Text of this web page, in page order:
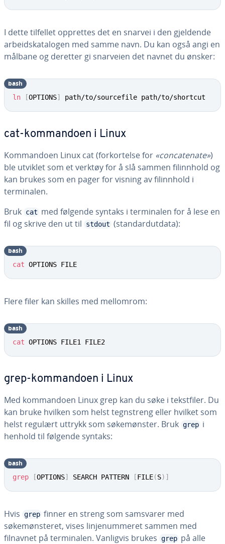
I dette tilfellet opprettes det en snarvei i den gjeldende
arbeidskatalogen med samme navn. Du kan også angi en
målbane og deretter gi snarveien det navnet du ønsker:
ln [OPTIONS] path/to/sourcefile path/to/shortcut
bash
cat-kommandoen i Linux
Kommandoen Linux cat (forkortelse for «concatenate»)
ble utviklet som et verktøy for å slå sammen filinnhold og
kan brukes som en pager for visning av filinnhold i
terminalen.
Bruk cat med følgende syntaks i terminalen for å lese en
fil og skrive den ut til
stdout (standardutdata):
cat OPTIONS FILE
bash
Flere filer kan skilles med mellomrom:
cat OPTIONS FILE1 FILE2
bash
grep-kommandoen i Linux
Med kommandoen Linux grep kan du søke i tekstfiler. Du
kan bruke hvilken som helst tegnstreng eller hvilket som
helst regulært uttrykk som søkemønster. Bruk grep i
henhold til følgende syntaks:
grep [OPTIONS] SEARCH PATTERN [FILE(S) ]
bash
Hvis grep finner en streng som samsvarer med
søkemønsteret, vises linjenummeret sammen med
filnavnet på terminalen. Vanligvis brukes grep på alle